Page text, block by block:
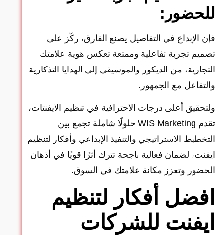
للحضور:
فإن الإبداع في التفاصيل يصنع الفارق، ركّز على
تصميم تجربة تفاعلية وممتعة تعكس هوية علامتك
التجارية، من الديكور والموسيقى إلى الهدايا التذكارية
والتفاعل مع الجمهور.
ولتحقيق أعلى درجات الاحترافية في تنظيم الايفنتات،
تقدم WIS Marketing حلولًا شاملة تجمع بين
التخطيط الاستراتيجي والتنفيذ الإبداعي وأفكار لتنظيم
ايفنت، لضمان فعالية ناجحة تترك أثرًا قويًا في أذهان
الحضور وتعزز مكانة علامتك في السوق.
افضل أفكار لتنظيم
ايفنت للشركات